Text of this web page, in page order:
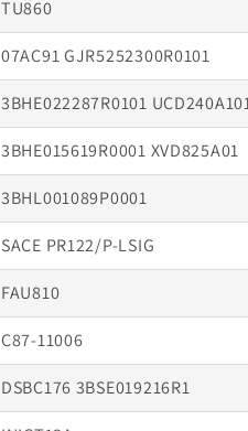
TU860
07AC91 GJR5252300R0101
3BHE022287R0101
3BHE015619R0001 XVD825A01
3BHL001089P0001
SACE PR122/P-LSIG
FAU810
C87-11006
DSBC176 3BSE019216R1